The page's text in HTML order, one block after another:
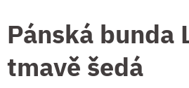
Pánská bunda
tmavě šedá